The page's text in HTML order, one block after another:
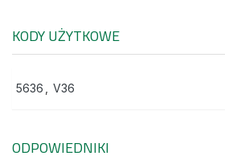
KODY UŻYTKOWE
5636 V36
ODPOWIEDNIKI